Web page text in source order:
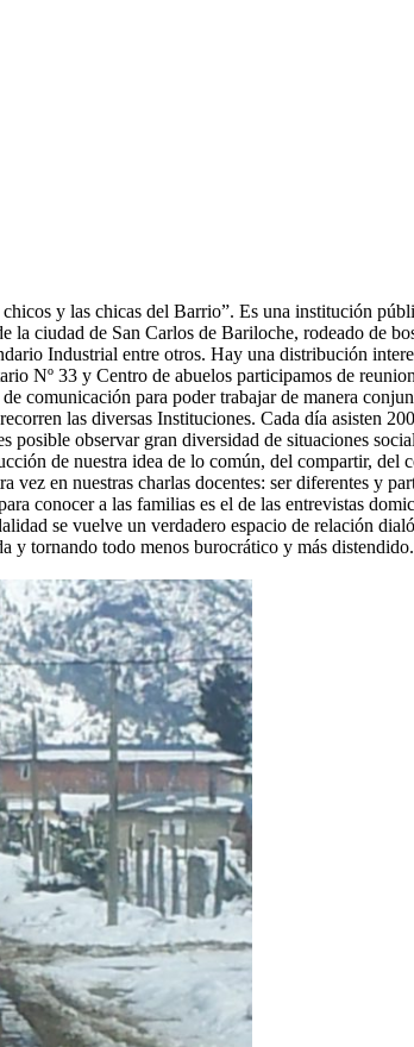
y las chicas del Barrio”. Es una institución
ciudad de San Carlos de Bariloche, rodeado de
Industrial entre otros. Hay una distribución
Nº 33 y Centro de abuelos participamos de
comunicación para poder trabajar de manera
las diversas Instituciones. Cada día asisten
observar gran diversidad de situaciones
de nuestra idea de lo común, del compartir, del
en nuestras charlas docentes: ser diferentes y
conocer a las familias es el de las entrevistas
se vuelve un verdadero espacio de relación
tornando todo menos burocrático y más